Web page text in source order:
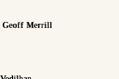
Geoff Merrill